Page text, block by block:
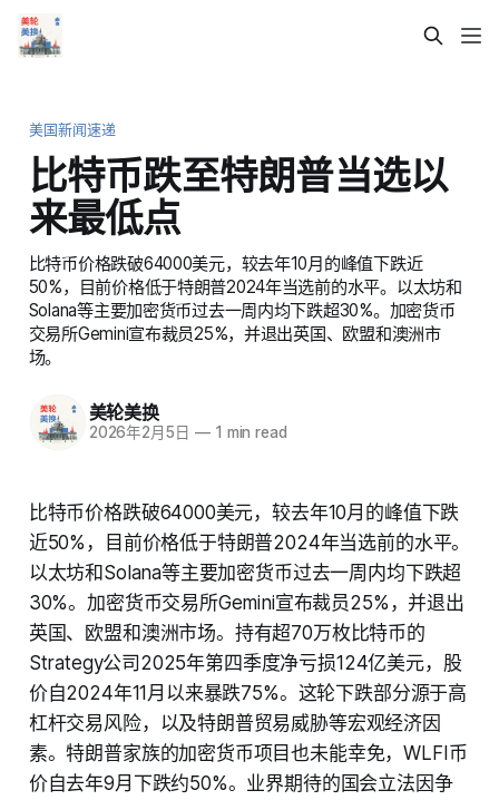
美国新闻速递
比特币跌至特朗普当选以
来最低点
比特币价格跌破64000美元，较去年10月的峰值下跌近
50%，目前价格低于特朗普2024年当选前的水平。以太坊和
Solana等主要加密货币过去一周内均下跌超30%。加密货币
交易所Gemini宣布裁员25%，并退出英国、欧盟和澳洲市
场。
美轮美换
2026年2月5日 —1 min read
比特币价格跌破64000美元，较去年10月的峰值下跌
近50%，目前价格低于特朗普2024年当选前的水平。
以太坊和Solana等主要加密货币过去一周内均下跌超
30%。加密货币交易所Gemini宣布裁员25%，并退出
英国、欧盟和澳洲市场。持有超70万枚比特币的
Strategy公司2025年第四季度净亏损124亿美元，股
价自2024年11月以来暴跌75%。这轮下跌部分源于高
杠杆交易风险，以及特朗普贸易威胁等宏观经济因
素。特朗普家族的加密货币项目也未能幸免，WLFI币
价自去年9月下跌约50%。业界期待的国会立法因争